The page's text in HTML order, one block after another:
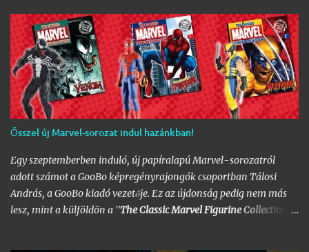
graffiti jam rajzaival!
Ősszel új Marvel-sorozat indul hazánkban!
Egy szeptemberben induló, új papíralapú Marvel-sorozatról
adott számot a GooBo képregényrajongók csoportban Tálosi
András, a GooBo kiadó vezetője. Ez az újdonság pedig nem más
lesz, mint a külföldön a "The Classic Marvel Figurine Collection
"